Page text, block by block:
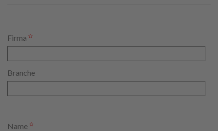
Firma
Branche
Name